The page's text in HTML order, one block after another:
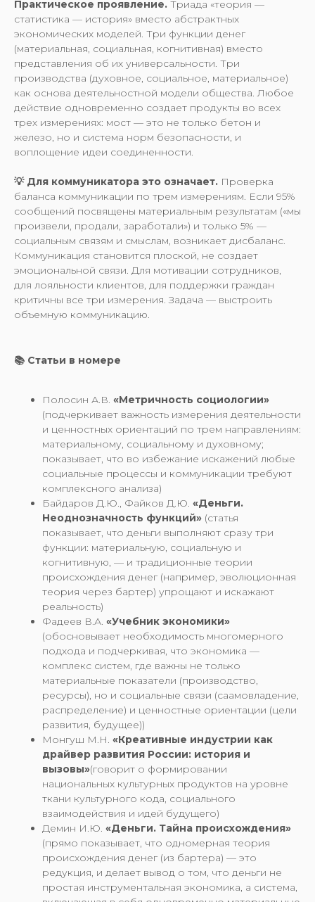
Практическое проявление. Триада «теория —
статистика — история» вместо абстрактных
экономических моделей. Три функции денег
(материальная, социальная, когнитивная) вместо
представления об их универсальности. Три
производства (духовное, социальное, материальное)
как основа деятельностной модели общества. Любое
действие одновременно создает продукты во всех
трех измерениях: мост — это не только бетон и
железо, но и система норм безопасности, и
воплощение идеи соединенности.
💡 Для коммуникатора это означает. Проверка
баланса коммуникации по трем измерениям. Если 95%
сообщений посвящены материальным результатам («мы
произвели, продали, заработали») и только 5% —
социальным связям и смыслам, возникает дисбаланс.
Коммуникация становится плоской, не создает
эмоциональной связи. Для мотивации сотрудников,
для лояльности клиентов, для поддержки граждан
критичны все три измерения. Задача — выстроить
объемную коммуникацию.
📚 Статьи в номере
Полосин А.В. «Метричность социологии»
(подчеркивает важность измерения деятельности
и ценностных ориентаций по трем направлениям:
материальному, социальному и духовному;
показывает, что во избежание искажений любые
социальные процессы и коммуникации требуют
комплексного анализа)
Байдаров Д.Ю., Файков Д.Ю. «Деньги.
Неоднозначность функций» (статья
показывает, что деньги выполняют сразу три
функции: материальную, социальную и
когнитивную, — и традиционные теории
происхождения денег (например, эволюционная
теория через бартер) упрощают и искажают
реальность)
Фадеев В.А. «Учебник экономики»
(обосновывает необходимость многомерного
подхода и подчеркивая, что экономика —
комплекс систем, где важны не только
материальные показатели (производство,
ресурсы), но и социальные связи (саамовладение,
распределение) и ценностные ориентации (цели
развития, будущее))
Монгуш М.Н. «Креативные индустрии как
драйвер развития России: история и
вызовы»(говорит о формировании
национальных культурных продуктов на уровне
ткани культурного кода, социального
взаимодействия и идей будущего)
Демин И.Ю. «Деньги. Тайна происхождения»
(прямо показывает, что одномерная теория
происхождения денег (из бартера) — это
редукция, и делает вывод о том, что деньги не
простая инструментальная экономика, а система,